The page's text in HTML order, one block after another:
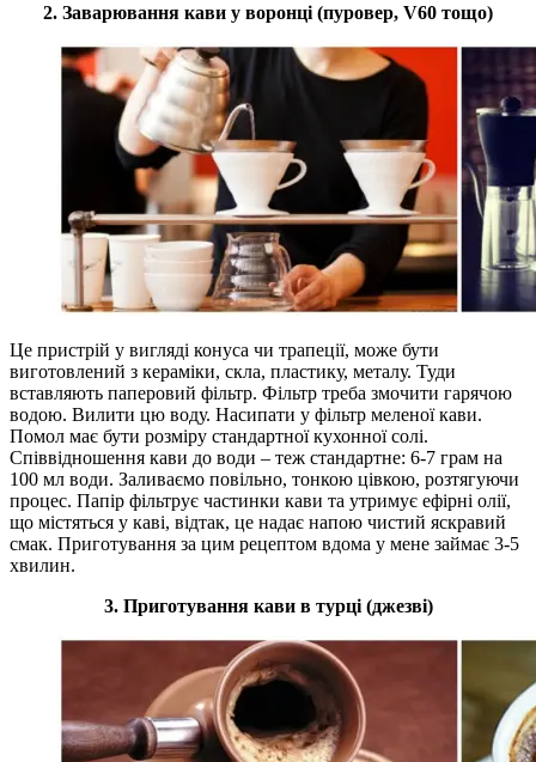
2. Заварювання кави у воронці (пуровер, V60 тощо)
Це пристрій у вигляді конуса чи трапеції, може бути
виготовлений з кераміки, скла, пластику, металу. Туди
вставляють паперовий фільтр. Фільтр треба змочити гарячою
водою. Вилити цю воду. Насипати у фільтр меленої кави.
Помол має бути розміру стандартної кухонної солі.
Співвідношення кави до води – теж стандартне: 6-7 грам на
100 мл води. Заливаємо повільно, тонкою цівкою, розтягуючи
процес. Папір фільтрує частинки кави та утримує ефірні олії,
що містяться у каві, відтак, це надає напою чистий яскравий
смак. Приготування за цим рецептом вдома у мене займає 3-5
хвилин.
3. Приготування кави в турці (джезві)